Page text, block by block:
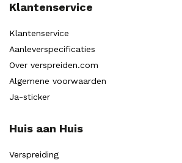
Klantenservice
Klantenservice
Aanleverspecificaties
Over verspreiden.com
Algemene voorwaarden
Ja-sticker
Huis aan Huis
Verspreiding